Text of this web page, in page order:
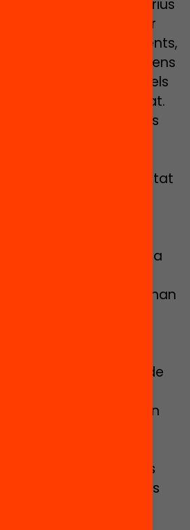
les activitats motrius
lectors, així com cedir
a compartir sentiments,
l’entorn, i no només ens
físic sinó també amb els
vida i activitat.
amb les històries
la gent i dels
l’enfocament a l’equitat
de vetllar per arribar a
i donar
els agents educatius han
activitats
als nens i
La durada de les
ha de girar al voltant de
entre 2 i 4
mínim. Així ho indiquen
l’impacte
activitats. Aquestes
contemplar també les
com uns bons
unes condicions